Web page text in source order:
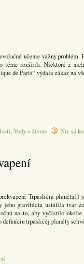
učenie vážny
téme rozšírili. Niektoré z
de Paris“ vydala zákaz na
,Vedy o živote Nie sú
Trpasličia
jeho gravitácia ustálila tvar
na to, aby vyčistilo
definíciu trpasličej planéty